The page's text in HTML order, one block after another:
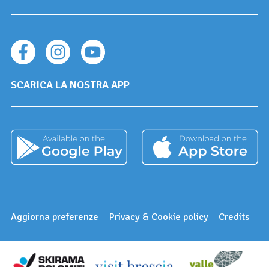
SCARICA LA NOSTRA APP
Aggiorna preferenze Privacy & Cookie policy Credits